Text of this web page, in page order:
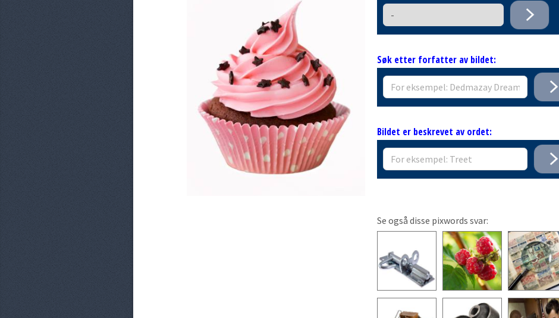
Søk etter forfatter av bildet:
Bildet er beskrevet av ordet:
Se også disse pixwords svar: